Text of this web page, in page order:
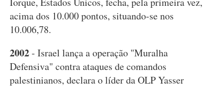
acima dos 10.000 pontos, situando-se nos
10.006,78.
2002- Israel lança a operação "Muralha
Defensiva" contra ataques de comandos
palestinianos, declara o líder da OLP Yasser